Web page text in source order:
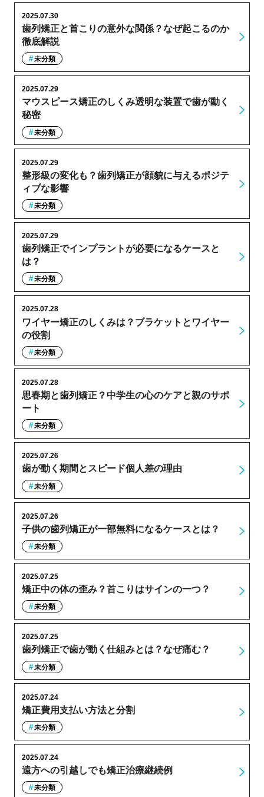
歯列矯正と首こりの意外な関係？なぜ起こるのか
徹底解説
2025.07.30
未分類
マウスピース矯正のしくみ透明な装置で歯が動く
秘密
2025.07.29
未分類
整形級の変化も？歯列矯正が顔貌に与えるポジテ
ィブな影響
2025.07.29
未分類
歯列矯正でインプラントが必要になるケースと
は？
2025.07.29
未分類
ワイヤー矯正のしくみは？ブラケットとワイヤー
の役割
2025.07.28
未分類
思春期と歯列矯正？中学生の心のケアと親のサポ
ート
2025.07.28
未分類
歯が動く期間とスピード個人差の理由
2025.07.26
未分類
子供の歯列矯正が一部無料になるケースとは？
2025.07.26
未分類
矯正中の体の歪み？首こりはサインの一つ？
2025.07.25
未分類
歯列矯正で歯が動く仕組みとは？なぜ痛む？
2025.07.25
未分類
矯正費用支払い方法と分割
2025.07.24
未分類
遠方への引越しでも矯正治療継続例
2025.07.24
未分類